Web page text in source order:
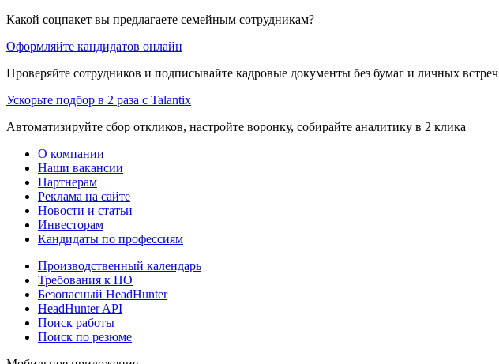
Какой соцпакет вы предлагаете семейным сотрудникам?
Оформляйте кандидатов онлайн
Проверяйте сотрудников и подписывайте кадровые документы без бумаг и личных встреч
Ускорьте подбор в 2 раза с Talantix
Автоматизируйте сбор откликов, настройте воронку, собирайте аналитику в 2 клика
О компании
Наши вакансии
Партнерам
Реклама на сайте
Новости и статьи
Инвесторам
Кандидаты по профессиям
Производственный календарь
Требования к ПО
Безопасный HeadHunter
HeadHunter API
Поиск работы
Поиск по резюме